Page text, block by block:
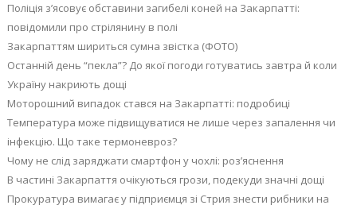
Поліція з’ясовує обставини загибелі коней на Закарпатті:
повідомили про стрілянину в полі
Закарпаттям шириться сумна звістка (ФОТО)
Останній день “пекла”? До якої погоди готуватись завтра й коли
Україну накриють дощі
Моторошний випадок стався на Закарпатті: подробиці
Температура може підвищуватися не лише через запалення чи
інфекцію. Що таке термоневроз?
Чому не слід заряджати смартфон у чохлі: роз’яснення
В частині Закарпаття очікуються грози, подекуди значні дощі
Прокуратура вимагає у підприємця зі Стрия знести рибники на